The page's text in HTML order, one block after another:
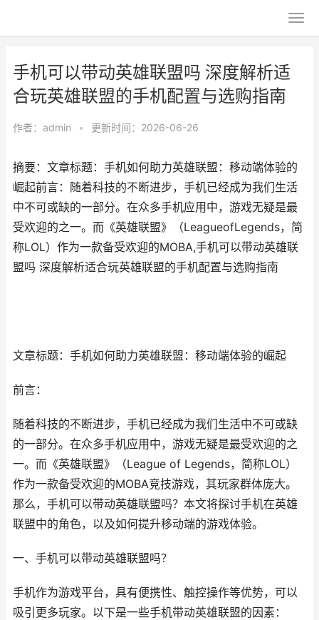
手机可以带动英雄联盟吗 深度解析适
合玩英雄联盟的手机配置与选购指南
作者： admin • 更新时间：2026-06-26
摘要：文章标题：手机如何助力英雄联盟：移动端体验的
崛起前言：随着科技的不断进步，手机已经成为我们生活
中不可或缺的一部分。在众多手机应用中，游戏无疑是最
受欢迎的之一。而《英雄联盟》（LeagueofLegends，简
称LOL）作为一款备受欢迎的MOBA,手机可以带动英雄联
盟吗 深度解析适合玩英雄联盟的手机配置与选购指南
文章标题：手机如何助力英雄联盟：移动端体验的崛起
前言：
随着科技的不断进步，手机已经成为我们生活中不可或缺
的一部分。在众多手机应用中，游戏无疑是最受欢迎的之
一。而《英雄联盟》（League of Legends，简称LOL）
作为一款备受欢迎的MOBA竞技游戏，其玩家群体庞大。
那么，手机可以带动英雄联盟吗？本文将探讨手机在英雄
联盟中的角色，以及如何提升移动端的游戏体验。
一、手机可以带动英雄联盟吗？
手机作为游戏平台，具有便携性、触控操作等优势，可以
吸引更多玩家。以下是一些手机带动英雄联盟的因素：